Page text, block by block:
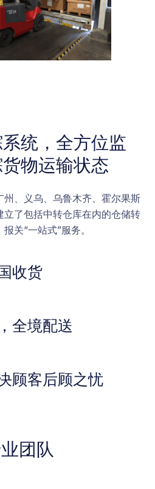
统，全方位监
物运输状态
、义乌、乌鲁木齐、霍尔果斯
了包括中转仓库在内的仓储转
关“一站式”服务。
收货
全境配送
顾客后顾之忧
团队